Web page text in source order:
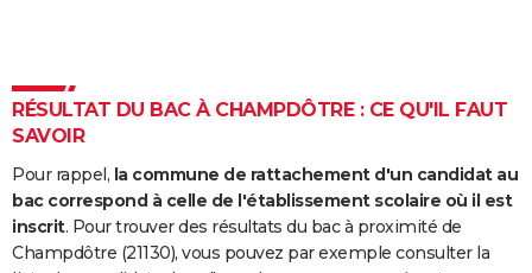
Dictionnaire
Biographies
Citations
Expressions
Proverbes
PROGRAMME TV
S'inscrire
Se connecter
Lycées
Collèges
Primaires
Universités
Entreprises
Service militaire
Avis de recherche
AVIS DE DÉCÈS
FORUM
RÉSULTAT DU BAC À CHAMPDÔTRE : CE QU'IL FAUT
SAVOIR
Pour rappel, la commune de rattachement d'un candidat au
bac correspond à celle de l'établissement scolaire où il est
inscrit. Pour trouver des résultats du bac à proximité de
Champdôtre (21130), vous pouvez par exemple consulter la